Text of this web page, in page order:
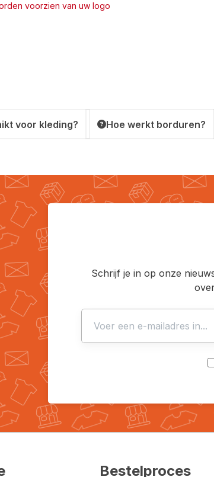
voorzien van uw logo
voor kleding? Hoe werkt borduren?
Schrijf je in op onze
Bestelproces